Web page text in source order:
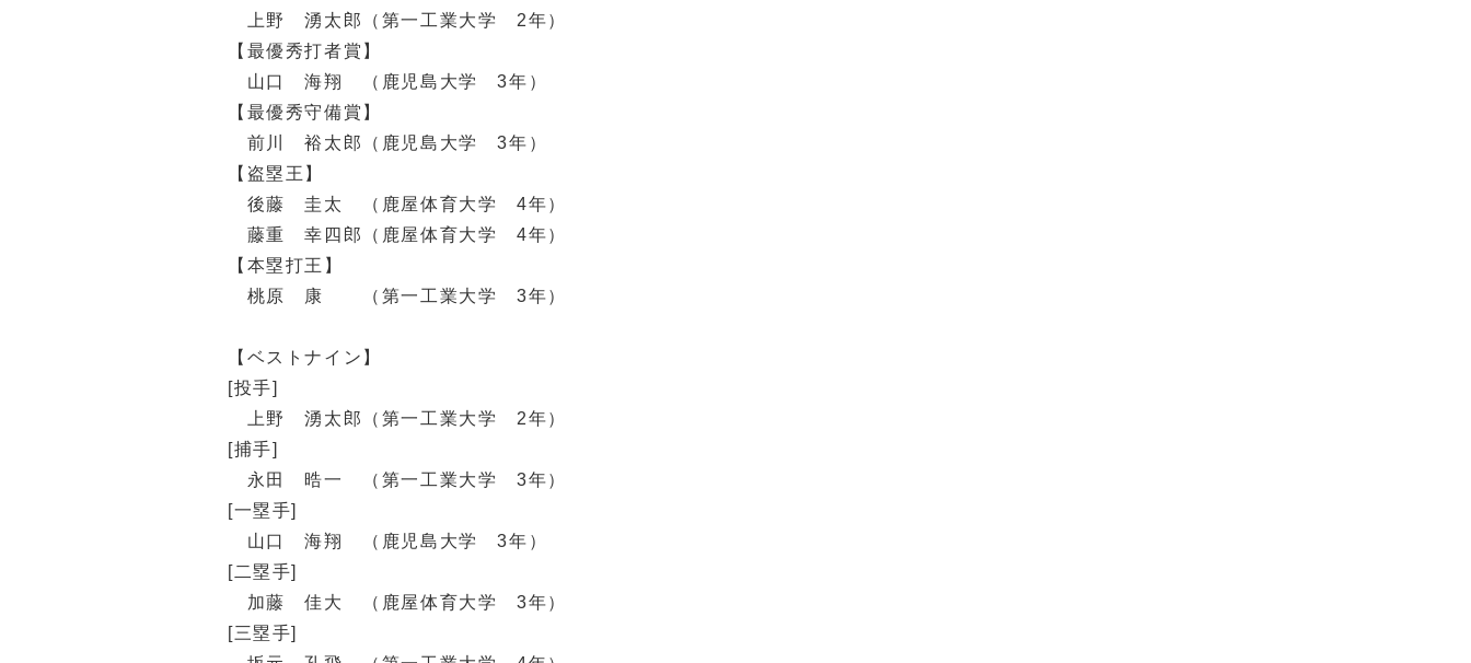
上野 湧太郎（第一工業大学 2年）
【最優秀打者賞】
山口 海翔 （鹿児島大学 3年）
【最優秀守備賞】
前川 裕太郎（鹿児島大学 3年）
【盗塁王】
後藤 圭太 （鹿屋体育大学 4年）
藤重 幸四郎（鹿屋体育大学 4年）
【本塁打王】
桃原 康 （第一工業大学 3年）
【ベストナイン】
[投手]
上野 湧太郎（第一工業大学 2年）
[捕手]
永田 晧一 （第一工業大学 3年）
[一塁手]
山口 海翔 （鹿児島大学 3年）
[二塁手]
加藤 佳大 （鹿屋体育大学 3年）
[三塁手]